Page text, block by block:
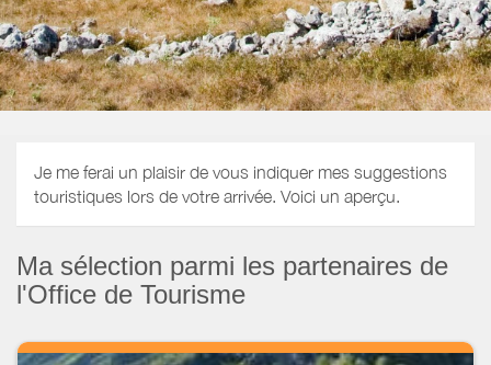
Je me ferai un plaisir de vous indiquer mes suggestions
touristiques lors de votre arrivée. Voici un aperçu.
Ma sélection parmi les partenaires de
l'Office de Tourisme